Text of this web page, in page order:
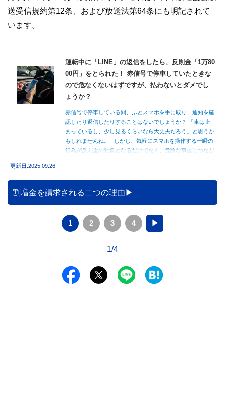
送受信規約第12条、および放送法第64条にも明記されて
います。
運転中に「LINE」の返信をしたら、反則金「1万80
00円」をとられた！ 赤信号で停車していたときな
ので危なくないはずですが、払わないとダメでし
ょうか？
赤信号で停車している間、ふとスマホを手に取り、通知を確
認したり返信したりすることはないでしょうか？ 「車は止
まっているし、少し見るくらいなら大丈夫だろう」と思うか
もしれませんね。 しかし、気軽にスマホを操作する一瞬の
行為が反則金の対象となるだけでなく、危険な事故につなが
更新日:2025.09.26
割増金を請求される二つの理由
1 2 3 4 ▶
1/4